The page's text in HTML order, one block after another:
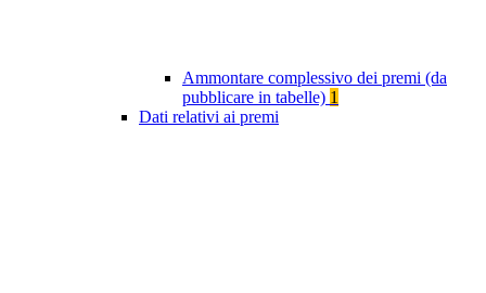
Ammontare complessivo dei premi (da
pubblicare in tabelle) 1
Dati relativi ai premi